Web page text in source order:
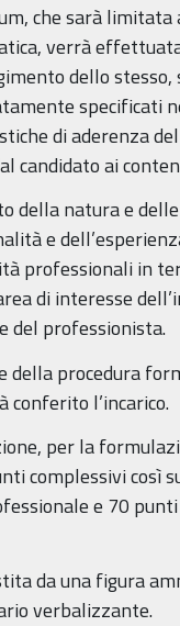
che sarà limitata
verrà
dello
specificati
di aderenza
candidato ai
della natura e
e
professionali in
di interesse
del professionista.
della procedura
conferito l’incarico.
per la
complessivi così
e 70
da una figura
verbalizzante.